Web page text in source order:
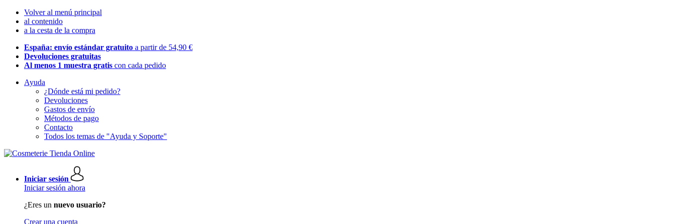
Volver al menú principal
al contenido
a la cesta de la compra
España: envío estándar gratuito a partir de 54,90 €
Devoluciones gratuitas
Al menos 1 muestra gratis con cada pedido
Ayuda
¿Dónde está mi pedido?
Devoluciones
Gastos de envío
Métodos de pago
Contacto
Todos los temas de "Ayuda y Soporte"
Iniciar sesión
Iniciar sesión ahora
¿Eres un nuevo usuario?
Crear una cuenta